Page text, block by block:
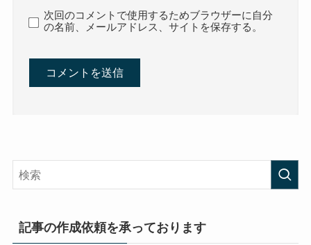
次回のコメントで使用するためブラウザーに自分
の名前、メールアドレス、サイトを保存する。
記事の作成依頼を承っております